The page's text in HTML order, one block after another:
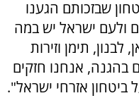
שבזכותם הגענו
ולעם ישראל יש במה
תימן וזירות
בהגנה, אנחנו חזקים
אזרחי ישראל".